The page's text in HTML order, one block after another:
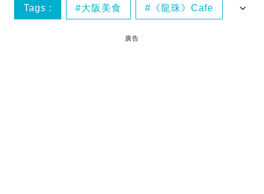
Tags : 大阪美食 《龍珠》Cafe
KiddyLand廣告